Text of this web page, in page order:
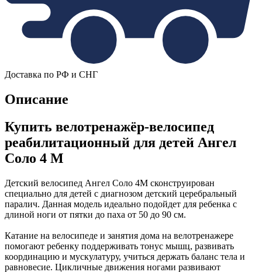
Доставка по РФ и СНГ
Описание
Купить велотренажёр-велосипед
реабилитационный для детей Ангел
Соло 4 М
Детский велосипед Ангел Соло 4М сконструирован
специально для детей с диагнозом детский церебральный
паралич. Данная модель идеально подойдет для ребенка с
длиной ноги от пятки до паха от 50 до 90 см.
Катание на велосипеде и занятия дома на велотренажере
помогают ребенку поддерживать тонус мышц, развивать
координацию и мускулатуру, учиться держать баланс тела и
равновесие. Цикличные движения ногами развивают